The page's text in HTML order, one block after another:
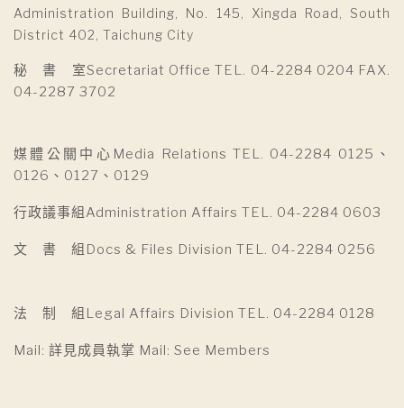
Administration Building, No. 145, Xingda Road, South
District 402, Taichung City
秘 書 室Secretariat Office TEL. 04-2284 0204 FAX.
04-2287 3702
媒體公關中心Media Relations TEL. 04-2284 0125、
0126、0127、0129
行政議事組Administration Affairs TEL. 04-2284 0603
文 書 組Docs & Files Division TEL. 04-2284 0256
法 制 組Legal Affairs Division TEL. 04-2284 0128
Mail: 詳見成員執掌 Mail: See Members